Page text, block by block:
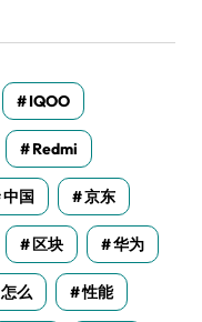
IQOO
Redmi
中国 京东
区块 华为
怎么 性能